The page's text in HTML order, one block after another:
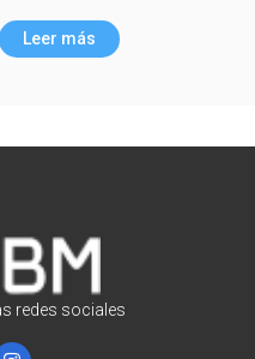
Leer más
redes sociales